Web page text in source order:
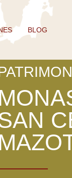
BLOG